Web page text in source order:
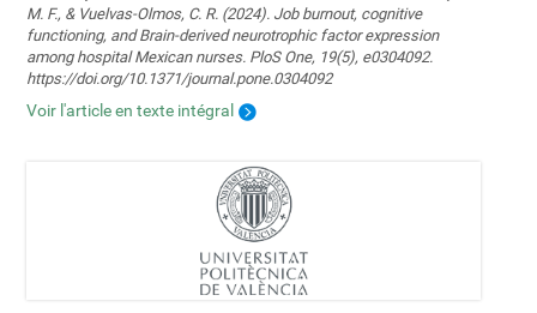
M. F., & Vuelvas-Olmos, C. R. (2024). Job burnout, cognitive
functioning, and Brain-derived neurotrophic factor expression
among hospital Mexican nurses. PloS One, 19(5), e0304092.
https://doi.org/10.1371/journal.pone.0304092
Voir l'article en texte intégral